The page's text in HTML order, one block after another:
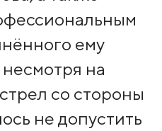
ему
на
со стороны
не допустить